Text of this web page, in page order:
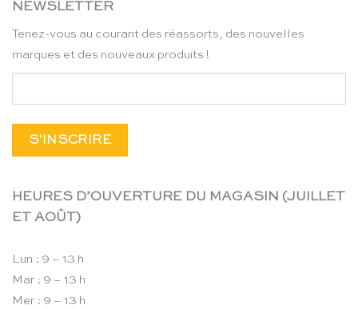
NEWSLETTER
Tenez-vous au courant des réassorts, des nouvelles
marques et des nouveaux produits !
HEURES D’OUVERTURE DU MAGASIN (JUILLET
ET AOÛT)
Lun : 9 – 13 h
Mar : 9 – 13 h
Mer : 9 – 13 h